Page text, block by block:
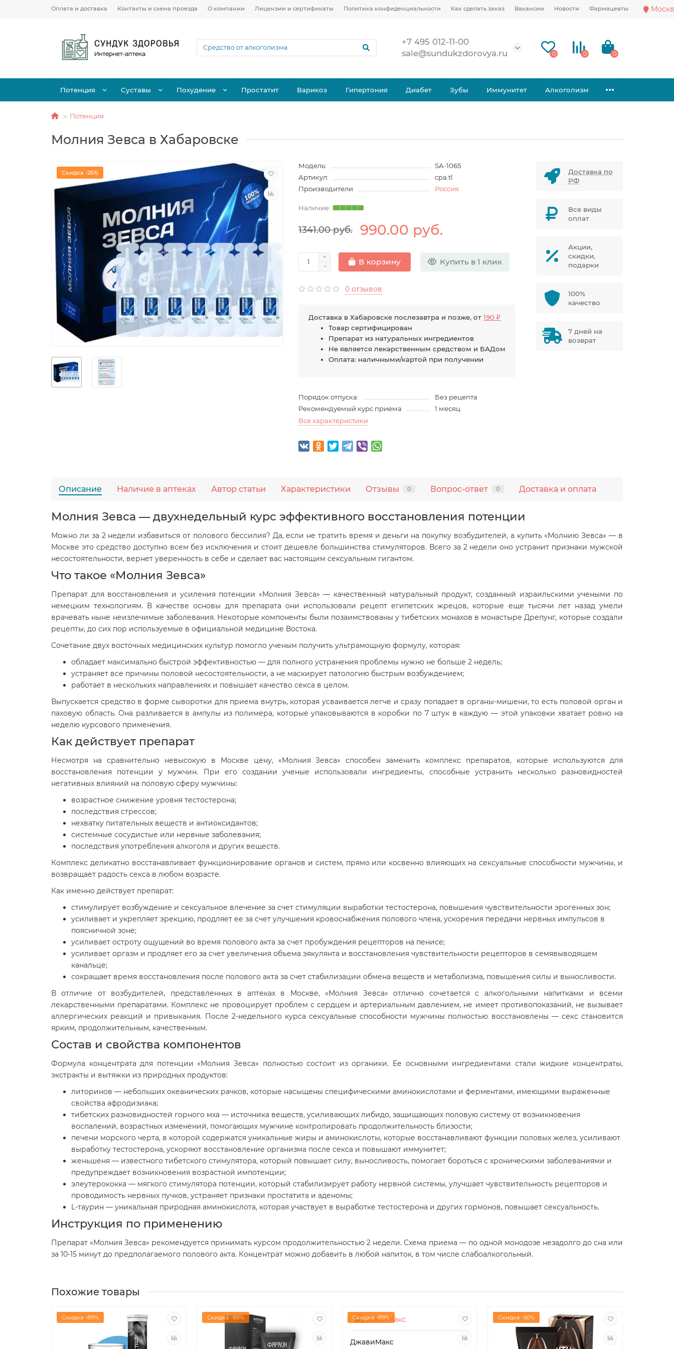
Оплата и доставка Контакты и схема проезда О компании Лицензии и сертификаты Политика конфиденциальности Как сделать заказ Вакансии Новости Фармацевты
+7 495 012-11-00
sale@sundukzdorovya.ru
0 0 0
Потенция Суставы Похудение Простатит Варикоз Гипертония Диабет Зубы Иммунитет Алкоголизм
Потенция
Молния Зевса в Хабаровске
Скидка -26%
Модель:
SA-1065
Артикул:
cpa.tl
Производители
Россия
1341.00 руб. 990.00 руб.
В корзину Купить в 1 клик
0 отзывов
Доставка в Хабаровске послезавтра и позже, от190 ₽
Товар сертифицирован
Препарат из натуральных ингредиентов
Не является лекарственным средством и БАДом
Оплата: наличными/картой при получении
Порядок отпуска:
Без рецепта
Рекомендуемый курс приема
1 месяц
Все характеристики
Доставка по
РФ
Все виды
оплат
Акции,
скидки,
подарки
100%
качество
7 дней на
возврат
Описание Наличие в аптеках Автор статьи Характеристики Отзывы 0 Вопрос-ответ 0 Доставка и оплата
Молния Зевса — двухнедельный курс эффективного восстановления потенции
Можно ли за 2 недели избавиться от полового бессилия? Да, если не тратить время и деньги на покупку возбудителей, а купить «Молнию Зевса» — в
Москве это средство доступно всем без исключения и стоит дешевле большинства стимуляторов. Всего за 2 недели оно устранит признаки мужской
несостоятельности, вернет уверенность в себе и сделает вас настоящим сексуальным гигантом.
Что такое «Молния Зевса»
Препарат для восстановления и усиления потенции «Молния Зевса» — качественный натуральный продукт, созданный израильскими учеными по
немецким технологиям. В качестве основы для препарата они использовали рецепт египетских жрецов, которые еще тысячи лет назад умели
врачевать ныне неизлечимые заболевания. Некоторые компоненты были позаимствованы у тибетских монахов в монастыре Дрепунг, которые создали
рецепты, до сих пор используемые в официальной медицине Востока.
Сочетание двух восточных медицинских культур помогло ученым получить ультрамощную формулу, которая:
обладает максимально быстрой эффективностью — для полного устранения проблемы нужно не больше 2 недель;
устраняет все причины половой несостоятельности, а не маскирует патологию быстрым возбуждением;
работает в нескольких направлениях и повышает качество секса в целом.
Выпускается средство в форме сыворотки для приема внутрь, которая усваивается легче и сразу попадает в органы-мишени, то есть половой орган и
паховую область. Она разливается в ампулы из полимера, которые упаковываются в коробки по 7 штук в каждую — этой упаковки хватает ровно на
неделю курсового применения.
Как действует препарат
Несмотря на сравнительно невысокую в Москве цену, «Молния Зевса» способен заменить комплекс препаратов, которые используются для
восстановления потенции у мужчин. При его создании ученые использовали ингредиенты, способные устранить несколько разновидностей
негативных влияний на половую сферу мужчины:
возрастное снижение уровня тестостерона;
последствия стрессов;
нехватку питательных веществ и антиоксидантов;
системные сосудистые или нервные заболевания;
последствия употребления алкоголя и других веществ.
Комплекс деликатно восстанавливает функционирование органов и систем, прямо или косвенно влияющих на сексуальные способности мужчины, и
возвращает радость секса в любом возрасте.
Как именно действует препарат:
стимулирует возбуждение и сексуальное влечение за счет стимуляции выработки тестостерона, повышения чувствительности эрогенных зон;
усиливает и укрепляет эрекцию, продляет ее за счет улучшения кровоснабжения полового члена, ускорения передачи нервных импульсов в
поясничной зоне;
усиливает остроту ощущений во время полового акта за счет пробуждения рецепторов на пенисе;
усиливает оргазм и продляет его за счет увеличения объема эякулянта и восстановления чувствительности рецепторов в семявыводящем
канальце;
сокращает время восстановления после полового акта за счет стабилизации обмена веществ и метаболизма, повышения силы и выносливости.
В отличие от возбудителей, представленных в аптеках в Москве, «Молния Зевса» отлично сочетается с алкогольными напитками и всеми
лекарственными препаратами. Комплекс не провоцирует проблем с сердцем и артериальным давлением, не имеет противопоказаний, не вызывает
аллергических реакций и привыкания. После 2-недельного курса сексуальные способности мужчины полностью восстановлены — секс становится
ярким, продолжительным, качественным.
Состав и свойства компонентов
Формула концентрата для потенции «Молния Зевса» полностью состоит из органики. Ее основными ингредиентами стали жидкие концентраты,
экстракты и вытяжки из природных продуктов:
литоринов — небольших океанических рачков, которые насыщены специфическими аминокислотами и ферментами, имеющими выраженные
свойства афродизиака;
тибетских разновидностей горного мха — источника веществ, усиливающих либидо, защищающих половую систему от возникновения
воспалений, возрастных изменений, помогающих мужчине контролировать продолжительность близости;
печени морского черта, в которой содержатся уникальные жиры и аминокислоты, которые восстанавливают функции половых желез, усиливают
выработку тестостерона, ускоряют восстановление организма после секса и повышают иммунитет;
женьшеня — известного тибетского стимулятора, который повышает силу, выносливость, помогает бороться с хроническими заболеваниями и
предупреждает возникновения возрастной импотенции;
элеутерококка — мягкого стимулятора потенции, который стабилизирует работу нервной системы, улучшает чувствительность рецепторов и
проводимость нервных пучков, устраняет признаки простатита и аденомы;
L-таурин — уникальная природная аминокислота, которая участвует в выработке тестостерона и других гормонов, повышает сексуальность.
Инструкция по применению
Препарат «Молния Зевса» рекомендуется принимать курсом продолжительностью 2 недели. Схема приема — по одной монодозе незадолго до сна или
за 10-15 минут до предполагаемого полового акта. Концентрат можно добавить в любой напиток, в том числе слабоалкогольный.
Похожие товары
Скидка -89% Скидка -89% Скидка -89%
ДжавиМакс
Скидка -50%